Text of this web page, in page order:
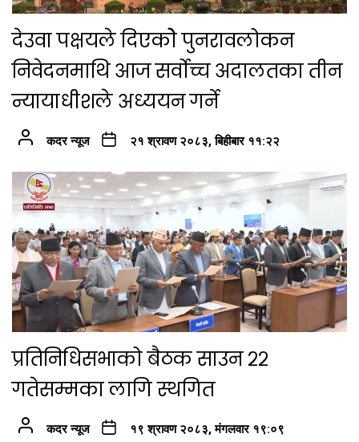
देउवा पक्षयले दिएकोे पुनरावलोकन
निवेदनमाथि आज सर्वोच्च अदालतका तीन
न्यायाधीशले अध्ययन गर्ने
कदर न्यूज २१ श्रावण २०८३, बिहीबार ११:२२
प्रतिनिधिसभाको बैठक साउन २२
गतेसम्मका लागि स्थगित
कदर न्यूज १९ श्रावण २०८३, मंगलवार १९:०९